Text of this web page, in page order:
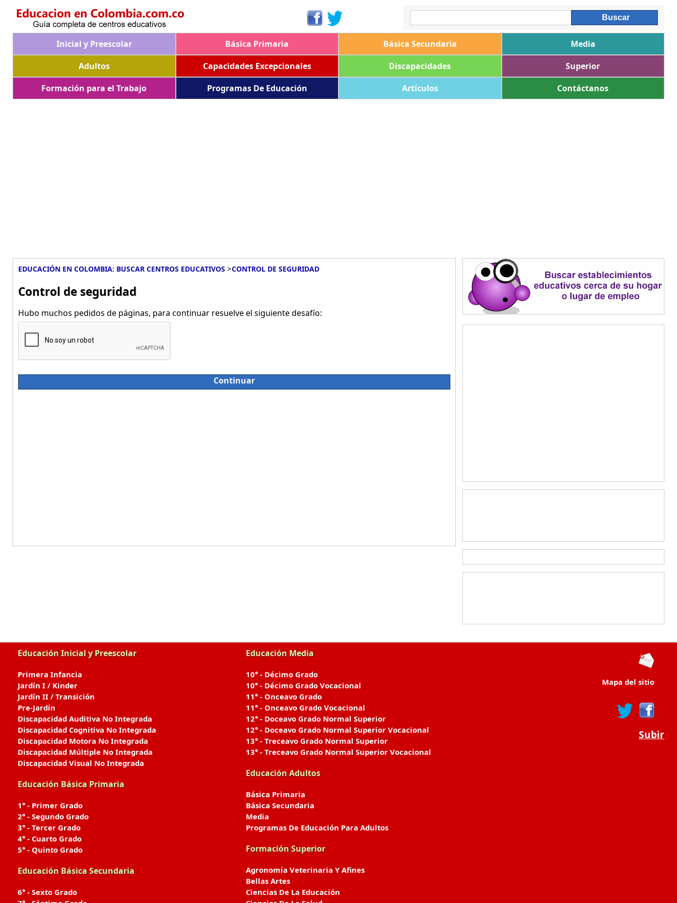
Inicial y Preescolar Básica Primaria Básica Secundaria
Media
Adultos
Capacidades Excepcionales Discapacidades
Superior
Formación para el Trabajo
Programas De Educación Artículos Contáctanos
EDUCACIÓN EN COLOMBIA: BUSCAR CENTROS EDUCATIVOS >CONTROL DE SEGURIDAD
Control de seguridad
Hubo muchos pedidos de páginas, para continuar resuelve el siguiente desafío:
Continuar
Educación Inicial y Preescolar
Primera Infancia
Jardín I / Kinder
Jardín II / Transición
Pre-Jardín
Discapacidad Auditiva No Integrada
Discapacidad Cognitiva No Integrada
Discapacidad Motora No Integrada
Discapacidad Múltiple No Integrada
Discapacidad Visual No Integrada
Educación Básica Primaria
1° - Primer Grado
2° - Segundo Grado
3° - Tercer Grado
4° - Cuarto Grado
5° - Quinto Grado
Educación Básica Secundaria
6° - Sexto Grado
Educación Media
10° - Décimo Grado
10° - Décimo Grado Vocacional
11° - Onceavo Grado
11° - Onceavo Grado Vocacional
12° - Doceavo Grado Normal Superior
12° - Doceavo Grado Normal Superior Vocacional
13° - Treceavo Grado Normal Superior
13° - Treceavo Grado Normal Superior Vocacional
Educación Adultos
Básica Primaria
Básica Secundaria
Media
Programas De Educación Para Adultos
Formación Superior
Agronomía Veterinaria Y Afines
Bellas Artes
Ciencias De La Educación
Mapa del sitio
Subir